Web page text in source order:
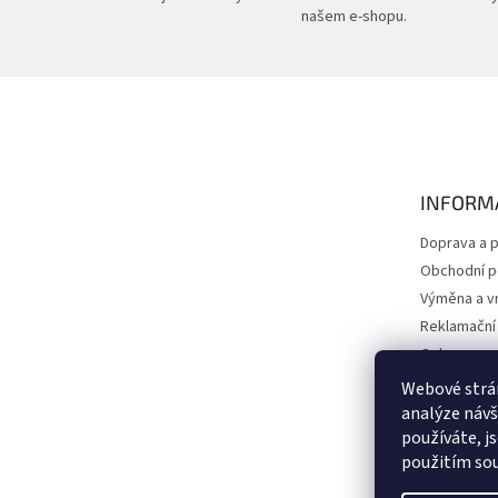
Webové
analýze
používáte,
použitím
našem e-shopu.
Doprava a
Obchodní
Výměna a
Ochrana
Kontakty
O nás
Péče a